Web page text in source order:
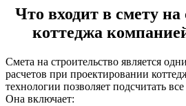
Что входит в смету на
коттеджа
Смета на строительство является
расчетов при проектировании
технологии позволяет подсчитать
Она включает: